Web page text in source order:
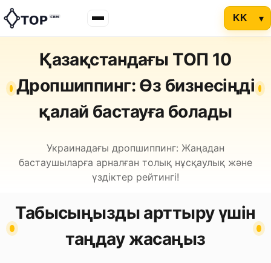
Қазақстандағы ТОП 10
Дропшиппинг: Өз бизнесіңді
қалай бастауға болады
Украинадағы дропшиппинг: Жаңадан
бастаушыларға арналған толық нұсқаулық және
үздіктер рейтингі!
Табысыңызды арттыру үшін
таңдау жасаңыз